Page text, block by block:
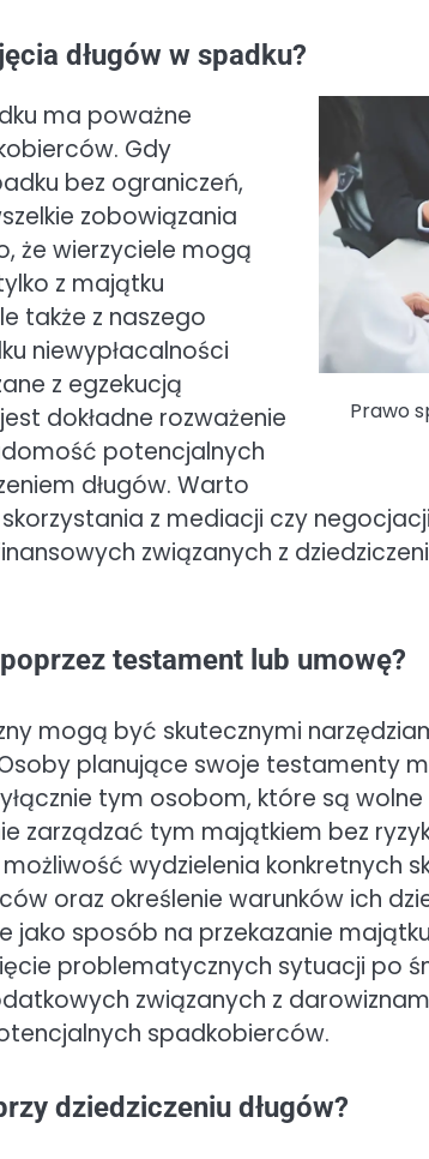
długów w spadku?
Prawo
ma poważne
Gdy
bez ograniczeń,
zobowiązania
że wierzyciele mogą
z majątku
także z naszego
niewypłacalności
z egzekucją
dokładne rozważenie
potencjalnych
długów. Warto
z mediacji czy
związanych z
testament lub umowę?
mogą być skutecznymi
Osoby planujące swoje testamenty
tym osobom, które są
zarządzać tym majątkiem bez
wydzielenia konkretnych
oraz określenie warunków ich
sposób na przekazanie
problematycznych sytuacji po
związanych z
spadkobierców.
dziedziczeniu długów?